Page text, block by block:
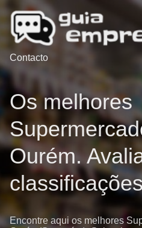
Contacto
Os melhores
Ourém.
Encontre aqui os melhores